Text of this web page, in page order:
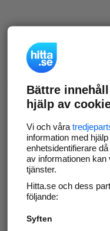
Bättre
hjälp av
Vi och våra
information med
enhetsidentifierare
av informationen
tjänster.
Hitta.se och dess
följande:
Syften